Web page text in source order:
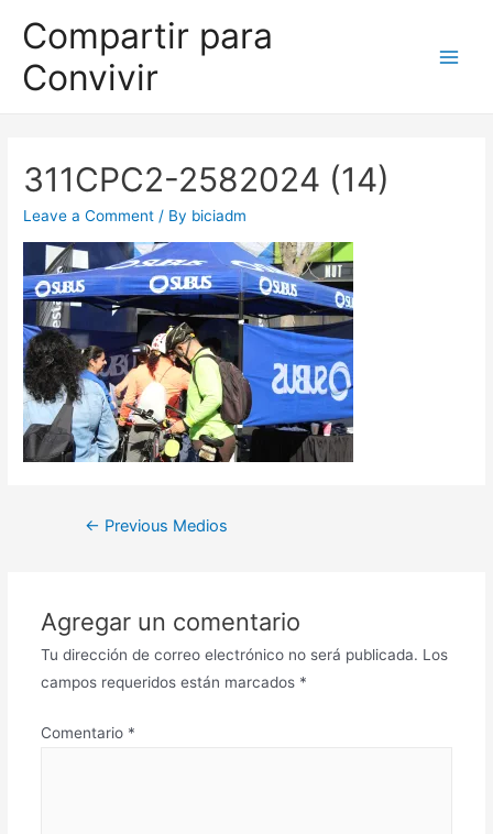
Compartir para
Convivir
311CPC2-2582024 (14)
Leave a Comment / By biciadm
← Previous Medios
Agregar un comentario
Tu dirección de correo electrónico no será publicada. Los
campos requeridos están marcados *
Comentario *